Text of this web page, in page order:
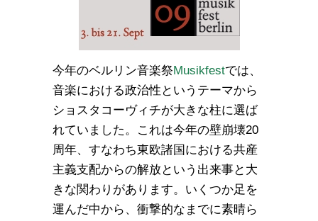
今年のベルリン音楽祭Musikfestでは、
音楽における政治性というテーマから
ショスタコーヴィチが大きな柱に選ば
れていました。これは今年の壁崩壊20
周年、すなわち東欧諸国における共産
主義支配からの解放という出来事と大
きな関わりがあります。いくつか足を
運んだ中から、衝撃的なまでに素晴ら